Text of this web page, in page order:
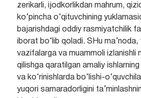
zerikarli, ijodkorlikdan mahrum,
ko‘pincha o‘qituvchining
bajarishdagi oddiy rasmiyatchilik
iborat bo‘lib qoladi. SHu
vazifalarga va muammoli izlanishli
qilishga qaratilgan amaliy
va ko‘rinishlarda bo‘lishi-
yuqori samaradorligini